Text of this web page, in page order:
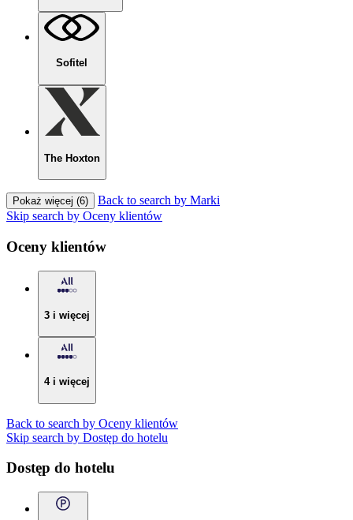
Sofitel
The Hoxton
Pokaż więcej (6)
Back to search by Marki
Skip search by Oceny klientów
Oceny klientów
3 i więcej
4 i więcej
Back to search by Oceny klientów
Skip search by Dostęp do hotelu
Dostęp do hotelu